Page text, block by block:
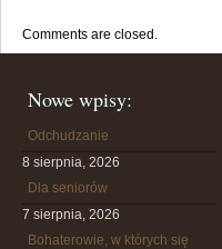
Comments are closed.
Nowe wpisy:
Odchudzanie
8 sierpnia, 2026
Dla seniorów
7 sierpnia, 2026
Bohaterowie, w których się